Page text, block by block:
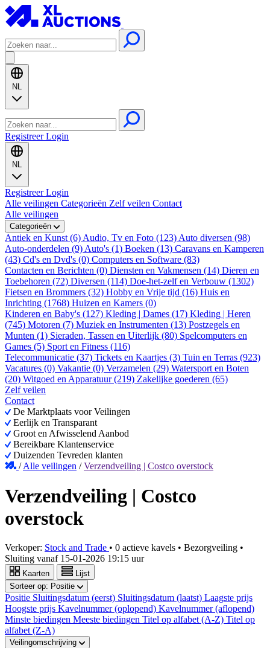
NL
RegistreerLogin
NL
RegistreerLogin
Alle veilingen Categorieën Zelf veilen Contact
Alle veilingen
Categorieën
Antiek en Kunst (6) Audio, Tv en Foto (123) Auto diversen (98)
Auto-onderdelen (9) Auto's (1) Boeken (13) Caravans en Kamperen
(43) Cd's en Dvd's (0) Computers en Software (83)
Contacten en Berichten (0) Diensten en Vakmensen (14) Dieren en
Toebehoren (72) Diversen (114) Doe-het-zelf en Verbouw (1302)
Fietsen en Brommers (32) Hobby en Vrije tijd (16) Huis en
Inrichting (1768) Huizen en Kamers (0)
Kinderen en Baby's (127) Kleding | Dames (17) Kleding | Heren
(745) Motoren (7) Muziek en Instrumenten (13) Postzegels en
Munten (1) Sieraden, Tassen en Uiterlijk (80) Spelcomputers en
Games (5) Sport en Fitness (116)
Telecommunicatie (37) Tickets en Kaartjes (3) Tuin en Terras (923)
Vacatures (0) Vakantie (0) Verzamelen (29) Watersport en Boten
(20) Witgoed en Apparatuur (219) Zakelijke goederen (65)
Zelf veilen
Contact
De Marktplaats voor Veilingen
Eerlijk en Transparant
Groot en Afwisselend Aanbod
Bereikbare Klantenservice
Duizenden Tevreden klanten
/Alle veilingen /Verzendveiling | Costco overstock
Verzendveiling | Costco
overstock
Verkoper: Stock and Trade • 0 actieve kavels • Bezorgveiling •
Sluiting vanaf 15-01-2026 19:15 uur
Kaarten
Lijst
Sorteer op: Positie
Positie Sluitingsdatum (eerst) Sluitingsdatum (laatst) Laagste prijs
Hoogste prijs Kavelnummer (oplopend) Kavelnummer (aflopend)
Minste biedingen Meeste biedingen Titel op alfabet (A-Z) Titel op
alfabet (Z-A)
Veilingomschrijving